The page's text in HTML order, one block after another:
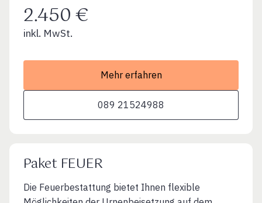
2.450 €
inkl. MwSt.
Mehr erfahren
089 21524988
Paket FEUER
Die Feuerbestattung bietet Ihnen flexible